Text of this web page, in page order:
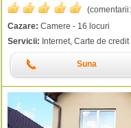
(comentarii:
Cazare: Camere - 16 locuri
Servicii: Internet, Carte de
Suna